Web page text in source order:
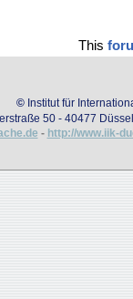
This
© Institut für
50 - 40477
- http://www.iik-